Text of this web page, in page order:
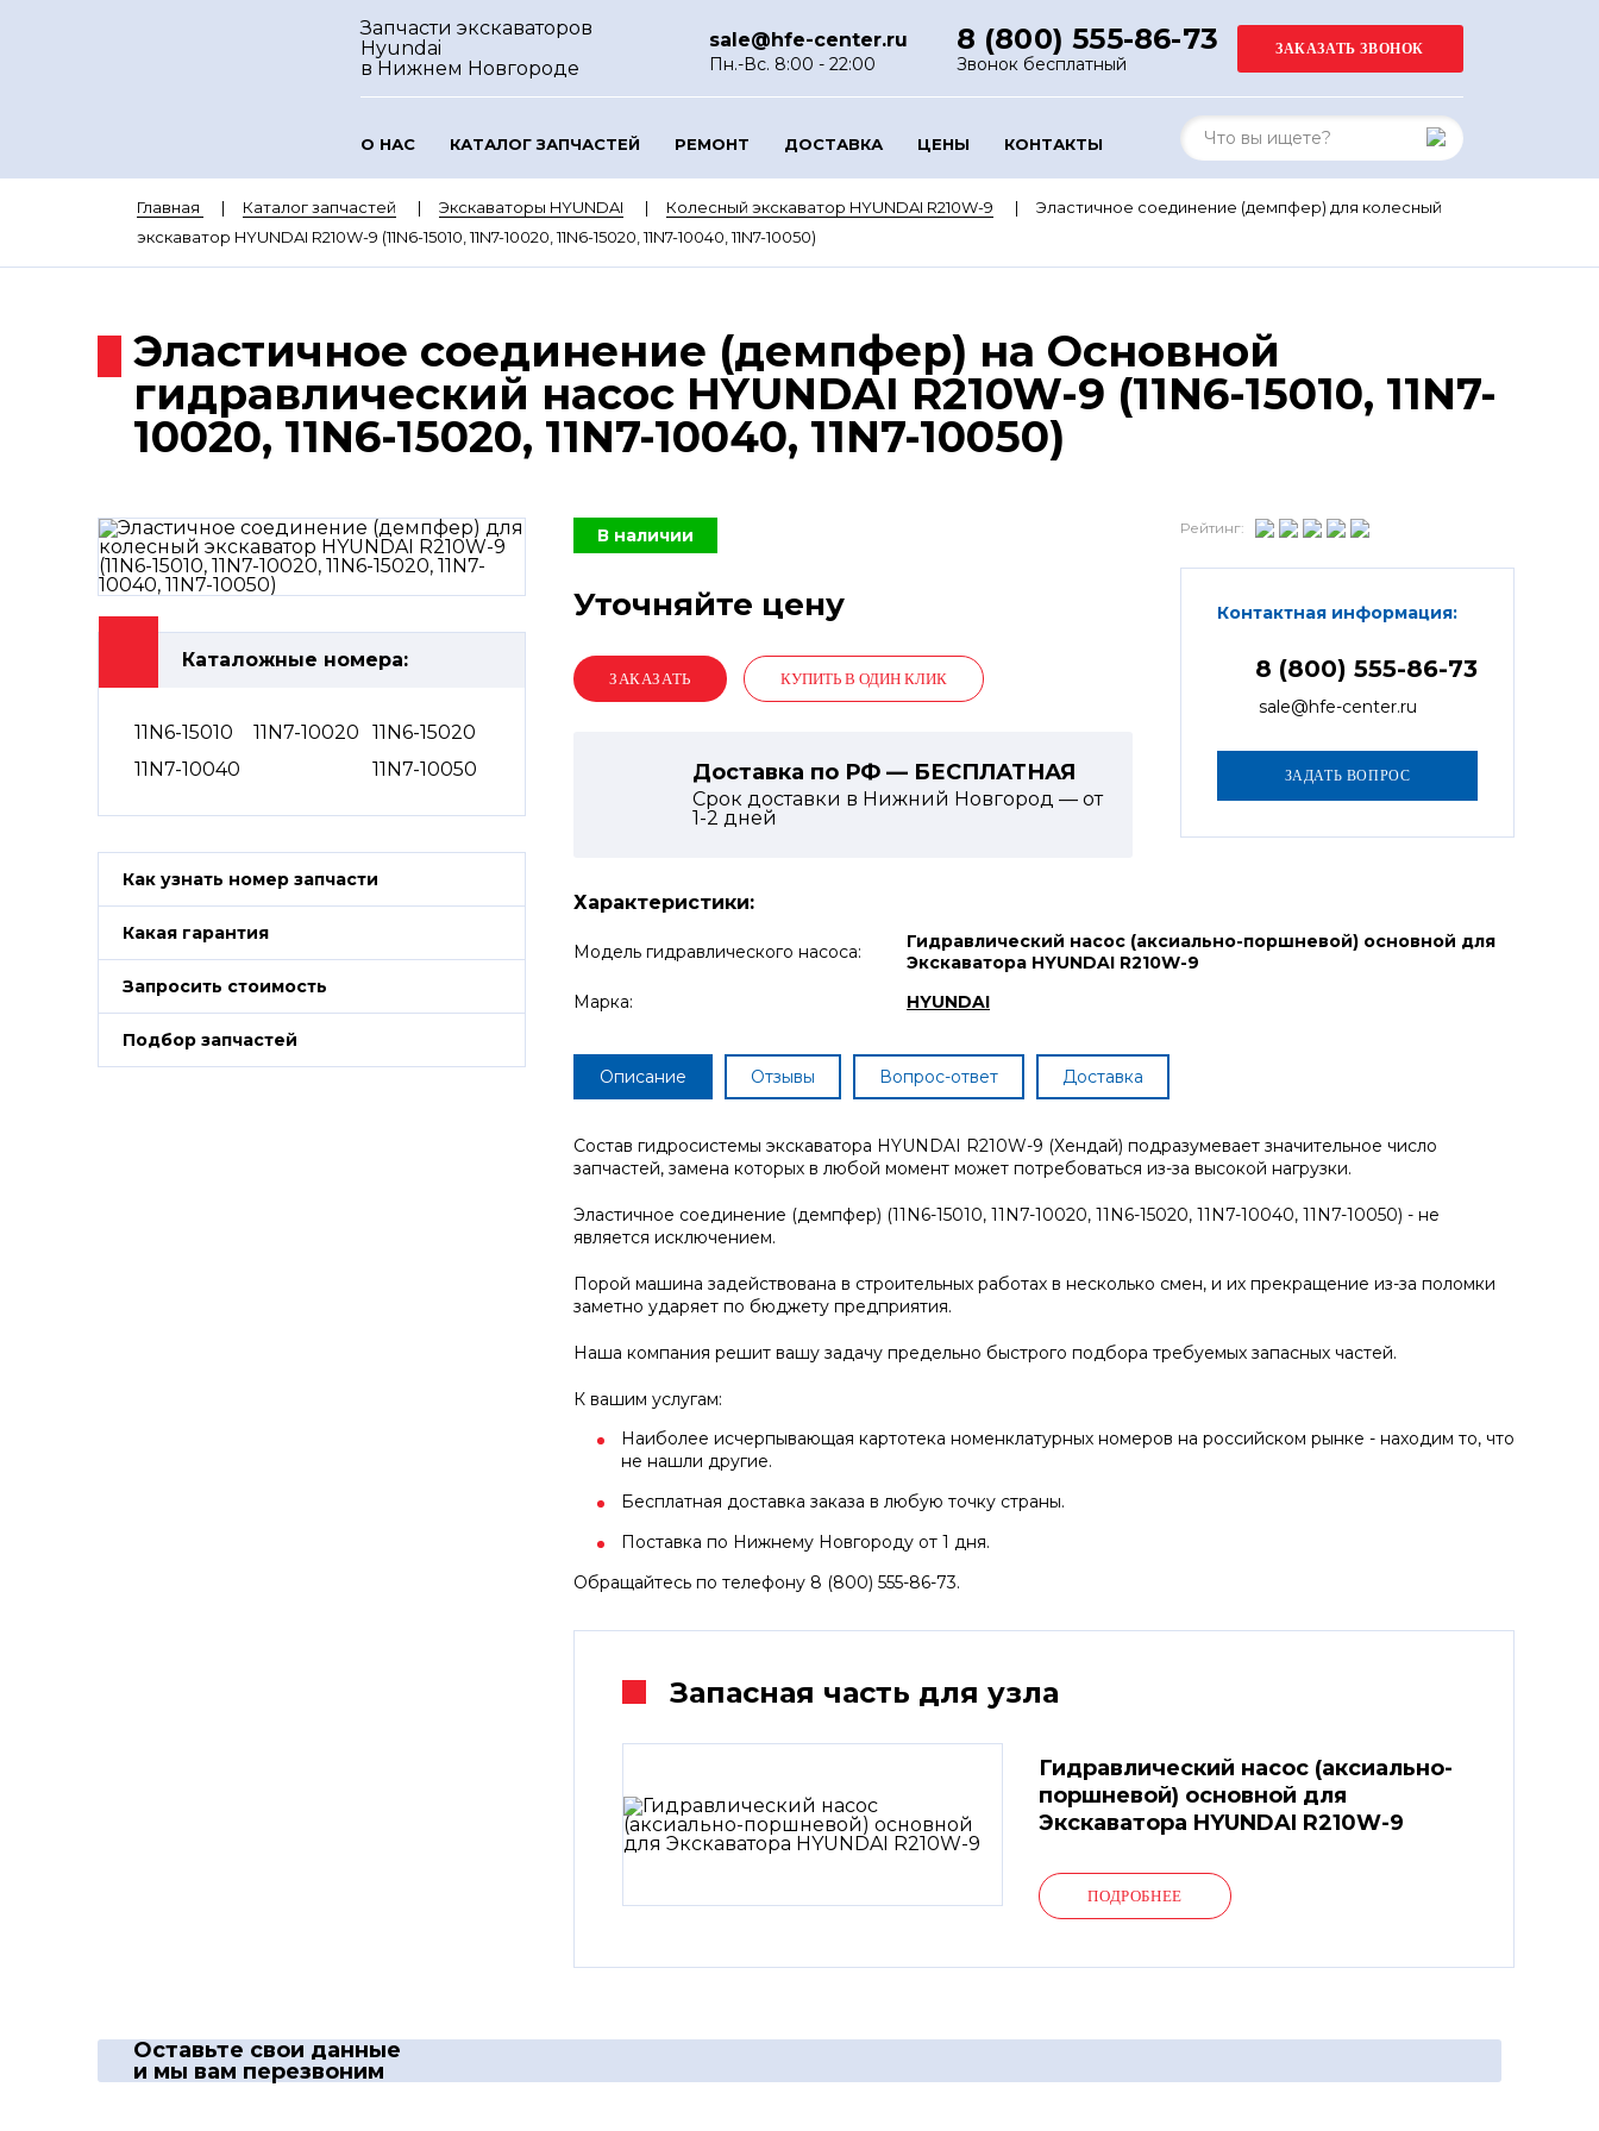
Запчасти экскаваторов
Hyundai
в Нижнем Новгороде
sale@hfe-center.ru
Пн.-Вс. 8:00 - 22:00
8 (800) 555-86-73
Звонок бесплатный
О НАС КАТАЛОГ ЗАПЧАСТЕЙ РЕМОНТ ДОСТАВКА ЦЕНЫ КОНТАКТЫ
Главная Каталог запчастей Экскаваторы HYUNDAI Колесный экскаватор HYUNDAI R210W-9
Эластичное соединение (демпфер) для колесный
экскаватор HYUNDAI R210W-9 (11N6-15010, 11N7-10020, 11N6-15020, 11N7-10040, 11N7-10050)
Эластичное соединение (демпфер) на Основной
гидравлический насос HYUNDAI R210W-9 (11N6-15010, 11N7-
10020, 11N6-15020, 11N7-10040, 11N7-10050)
Каталожные номера:
11N6-15010 11N7-10020
11N6-15020
11N7-10040
11N7-10050
Как узнать номер запчасти
Какая гарантия
Запросить стоимость
Подбор запчастей
В наличии
Уточняйте цену
КУПИТЬ В ОДИН КЛИК
Доставка по РФ — БЕСПЛАТНАЯ
Срок доставки в Нижний Новгород — от
1-2 дней
Рейтинг:
Контактная информация:
8 (800) 555-86-73
sale@hfe-center.ru
Характеристики:
Модель гидравлического насоса:
Гидравлический насос (аксиально-поршневой) основной для
Экскаватора HYUNDAI R210W-9
Марка:
HYUNDAI
Описание Отзывы Вопрос-ответ Доставка
Состав гидросистемы экскаватора HYUNDAI R210W-9 (Хендай) подразумевает значительное число
запчастей, замена которых в любой момент может потребоваться из-за высокой нагрузки.
Эластичное соединение (демпфер) (11N6-15010, 11N7-10020, 11N6-15020, 11N7-10040, 11N7-10050) - не
является исключением.
Порой машина задействована в строительных работах в несколько смен, и их прекращение из-за поломки
заметно ударяет по бюджету предприятия.
Наша компания решит вашу задачу предельно быстрого подбора требуемых запасных частей.
К вашим услугам:
Наиболее исчерпывающая картотека номенклатурных номеров на российском рынке - находим то, что
не нашли другие.
Бесплатная доставка заказа в любую точку страны.
Поставка по Нижнему Новгороду от 1 дня.
Обращайтесь по телефону 8 (800) 555-86-73.
Запасная часть для узла
Гидравлический насос (аксиально-
поршневой) основной для
Экскаватора HYUNDAI R210W-9
ПОДРОБНЕЕ
Оставьте свои данные
и мы вам перезвоним